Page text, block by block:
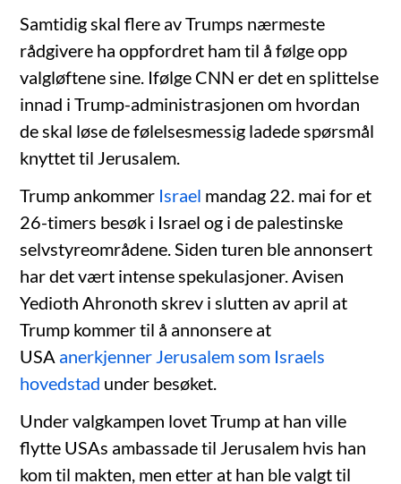
Samtidig skal flere av Trumps nærmeste
rådgivere ha oppfordret ham til å følge opp
valgløftene sine. Ifølge CNN er det en splittelse
innad i Trump-administrasjonen om hvordan
de skal løse de følelsesmessig ladede spørsmål
knyttet til Jerusalem.
Trump ankommer Israel mandag 22. mai for et
26-timers besøk i Israel og i de palestinske
selvstyreområdene. Siden turen ble annonsert
har det vært intense spekulasjoner. Avisen
Yedioth Ahronoth skrev i slutten av april at
Trump kommer til å annonsere at
USA anerkjenner Jerusalem som Israels
hovedstad under besøket.
Under valgkampen lovet Trump at han ville
flytte USAs ambassade til Jerusalem hvis han
kom til makten, men etter at han ble valgt til